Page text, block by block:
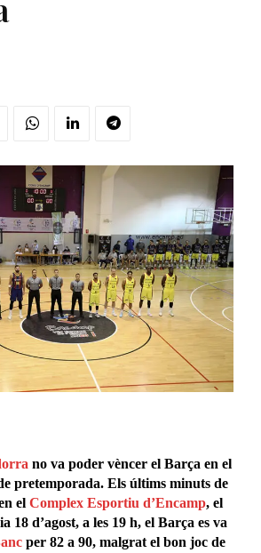
no va poder vèncer el Barça en el
pretemporada. Els últims minuts de
elComplex Esportiu d’Encamp, el
18 d’agost, a les 19 h, el Barça es va
per 82 a 90, malgrat el bon joc de